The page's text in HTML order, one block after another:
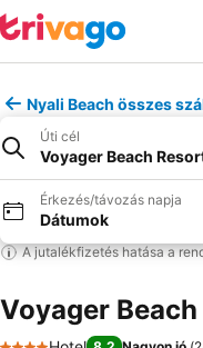
Nyali Beach összes
Úti cél
Voyager Beach
Érkezés/távozás napja
Dátumok
A jutalékfizetés hatása a
Voyager